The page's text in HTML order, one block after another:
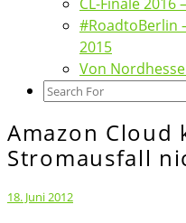
#RoadtoBerlin
2015
Von
Search
Amazon
Cloud
wegen
Amazon Cloud
Stromausfall
18. Juni 2012